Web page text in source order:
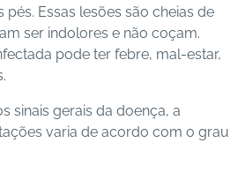
Essas lesões são cheias de
ser indolores e não coçam.
pode ter febre, mal-estar,
sinais gerais da doença, a
varia de acordo com o grau